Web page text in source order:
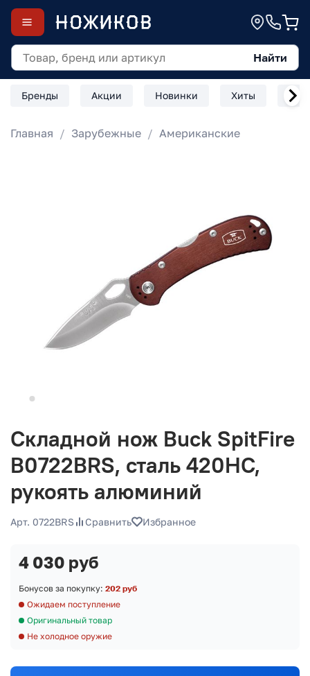
Найти
Бренды Акции Новинки Хиты
Главная Зарубежные Американские
Складной нож Buck SpitFire
B0722BRS, сталь 420HC,
рукоять алюминий
Арт. 0722BRS Сравнить Избранное
4 030 руб
Бонусов за покупку: 202 руб
Ожидаем поступление
Оригинальный товар
Не холодное оружие